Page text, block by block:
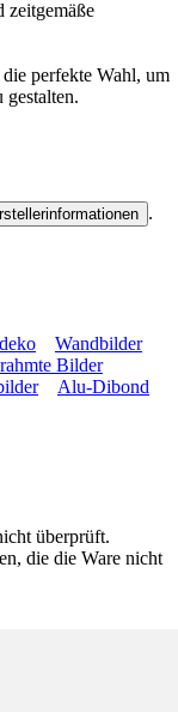
zeitgemäße
perfekte Wahl, um
gestalten.
.
Wandbilder
Bilder
Alu-Dibond
überprüft.
die die Ware nicht